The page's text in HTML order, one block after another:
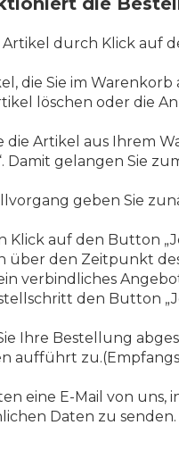
Artikel durch Klick auf
die Sie im
löschen oder die
die Artikel aus Ihrem
Damit gelangen Sie
geben Sie
Klick auf den Button
über den Zeitpunkt
verbindliches
den Button
Ihre Bestellung
aufführt
eine E-Mail von
Daten zu senden.